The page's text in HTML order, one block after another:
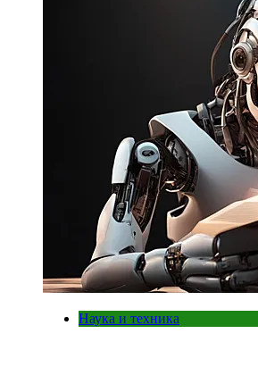
Наука и техника